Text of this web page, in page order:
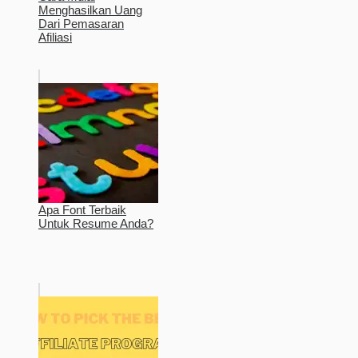
Menghasilkan Uang
Dari Pemasaran
Afiliasi
Apa Font Terbaik
Untuk Resume Anda?